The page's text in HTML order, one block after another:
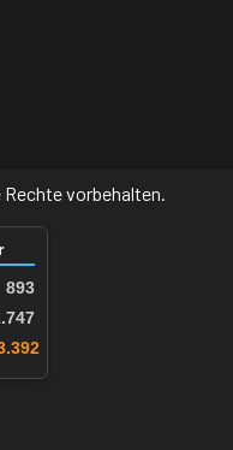
vorbehalten.
893